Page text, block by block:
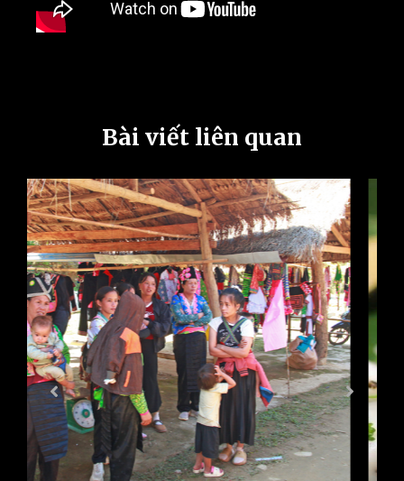
Bài viết liên quan